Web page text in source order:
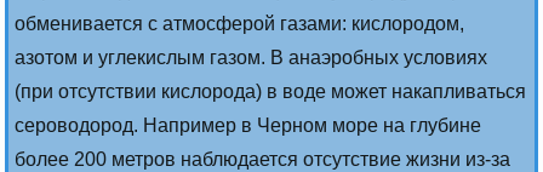
обменивается с атмосферой газами: кислородом,
азотом и углекислым газом. В анаэробных условиях
(при отсутствии кислорода) в воде может накапливаться
сероводород. Например в Черном море на глубине
более 200 метров наблюдается отсутствие жизни из-за